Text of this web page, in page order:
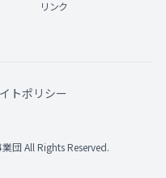
リンク
トポリシー
団 All Rights Reserved.